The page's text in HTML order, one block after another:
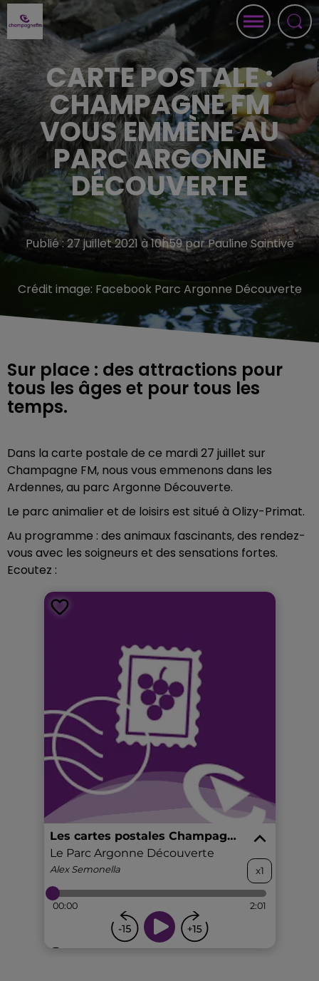
CARTE POSTALE :
CHAMPAGNE FM
VOUS EMMÈNE AU
PARC ARGONNE
DÉCOUVERTE
Publié : 27 juillet 2021 à 10h59 par Pauline Saintive
Crédit image: Facebook Parc Argonne Découverte
Sur place : des attrac­­­­­­­­­­­­­­­­­­­­­­­­­­­­­­­­­­­­­­­­­­­­­­­­­­­­­­­­­­­­­­­­­­­­­­­­­­­­­­­­­­­­­­­­­­­­­­­­­­­­­­­­­­­­­­­­­­­­­­­­­­­­­­­­­­­­­­­­­­­­­­­­­­­­­­­­­­­­­­­­­­tions pour
tous les âges et pour tous les
temps.
Dans la carte postale de ce mardi 27 juillet sur
Champagne FM, nous vous emmenons dans les
Ardennes, au parc Argonne Découverte.
Le parc animalier et de loisirs est situé à Olizy-Primat.
Au programme : des animaux fasci­­­­­­­­­­­­­­­­­­­­­­­­­­­­­­­­­­­­­­­­­­­­­­­­­­­­­­­­­­­­­­­­­­­­­­­­­­­­­­­­­­­­­­­­­­­­­­­­­­­­­­­­­­­­­­­­­­­­­­­­­­­­­­­­­­­­­­­­­­­­­­­­­­­­­­­­­­­­­­­­­­nants, des rendez-
vous avec les soigneurs et des sensa­­­­­­­­­­­­­­­­­­­­­­­­­­­­­­­­­­­­­­­­­­­­­­­­­­­­­­­­­­­­­­­­­­­­­­­­­­­­­­­­­­­­­­­­­­­­­­­­­­­­­­­­­­­­­­­­­­­­­­­­­­­­­­­­­­­­­­­­­­­­­­­­­­­­­­­­­­­­­­­­­­tions fortes.
Ecoutez :